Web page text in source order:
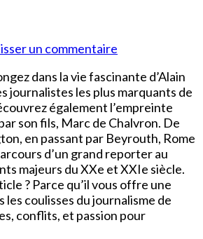
un commentaire
Chalvron
Vie
Privée
dans la vie fascinante d’Alain
journalistes les plus marquants de
également l’empreinte
son fils, Marc de Chalvron. De
en passant par Beyrouth, Rome
d’un grand reporter au
majeurs du XXe et XXIe siècle.
? Parce qu’il vous offre une
les coulisses du journalisme de
conflits, et passion pour